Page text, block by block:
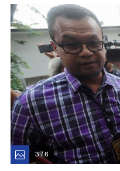
3 / 6